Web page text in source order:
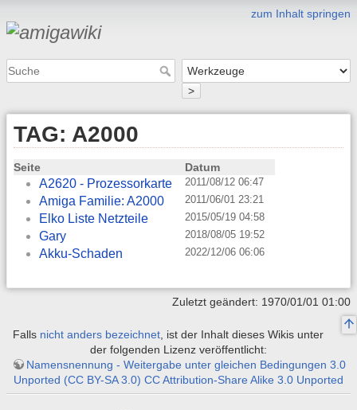
zum Inhalt springen
>
TAG: A2000
Seite Datum
A2620 - Prozessorkarte 2011/08/12 06:47
Amiga Familie: A2000 2011/06/01 23:21
Elko Liste Netzteile 2015/05/19 04:58
Gary 2018/08/05 19:52
Akku-Schaden 2022/12/06 06:06
Zuletzt geändert: 1970/01/01 01:00
Falls nicht anders bezeichnet , ist der Inhalt dieses Wikis unter
der folgenden Lizenz veröffentlicht:
Namensnennung - Weitergabe unter gleichen Bedingungen 3.0
Unported (CC BY-SA 3.0) CC Attribution-Share Alike 3.0 Unported